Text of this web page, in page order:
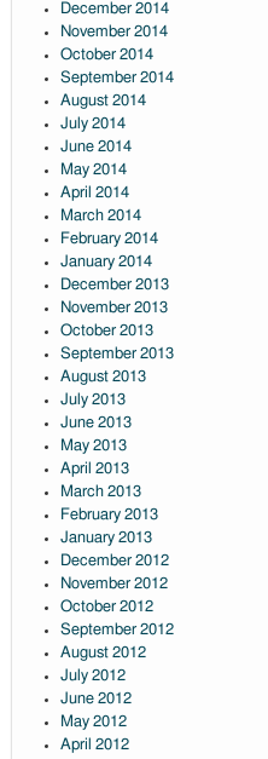
December 2014
November 2014
October 2014
September 2014
August 2014
July 2014
June 2014
May 2014
April 2014
March 2014
February 2014
January 2014
December 2013
November 2013
October 2013
September 2013
August 2013
July 2013
June 2013
May 2013
April 2013
March 2013
February 2013
January 2013
December 2012
November 2012
October 2012
September 2012
August 2012
July 2012
June 2012
May 2012
April 2012